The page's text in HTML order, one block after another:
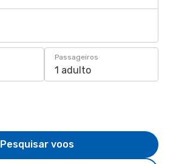
Passageiros
1 adulto
Pesquisar voos